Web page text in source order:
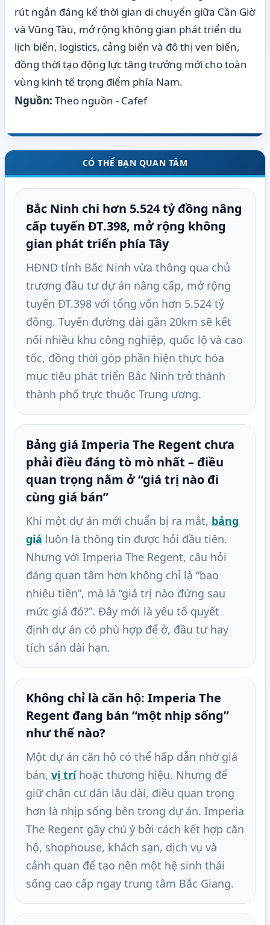
rút ngắn đáng kể thời gian di chuyển giữa Cần Giờ
và Vũng Tàu, mở rộng không gian phát triển du
lịch biển, logistics, cảng biển và đô thị ven biển,
đồng thời tạo động lực tăng trưởng mới cho toàn
vùng kinh tế trọng điểm phía Nam.
Nguồn: Theo nguồn - Cafef
CÓ THỂ BẠN QUAN TÂM
Bắc Ninh chi hơn 5.524 tỷ đồng nâng
cấp tuyến ĐT.398, mở rộng không
gian phát triển phía Tây
HĐND tỉnh Bắc Ninh vừa thông qua chủ
trương đầu tư dự án nâng cấp, mở rộng
tuyến ĐT.398 với tổng vốn hơn 5.524 tỷ
đồng. Tuyến đường dài gần 20km sẽ kết
nối nhiều khu công nghiệp, quốc lộ và cao
tốc, đồng thời góp phần hiện thực hóa
mục tiêu phát triển Bắc Ninh trở thành
thành phố trực thuộc Trung ương.
Bảng giá Imperia The Regent chưa
phải điều đáng tò mò nhất – điều
quan trọng nằm ở “giá trị nào đi
cùng giá bán”
Khi một dự án mới chuẩn bị ra mắt, bảng
giá luôn là thông tin được hỏi đầu tiên.
Nhưng với Imperia The Regent, câu hỏi
đáng quan tâm hơn không chỉ là “bao
nhiêu tiền”, mà là “giá trị nào đứng sau
mức giá đó?”. Đây mới là yếu tố quyết
định dự án có phù hợp để ở, đầu tư hay
tích sản dài hạn.
Không chỉ là căn hộ: Imperia The
Regent đang bán “một nhịp sống”
như thế nào?
Một dự án căn hộ có thể hấp dẫn nhờ giá
bán, vị tríhoặc thương hiệu. Nhưng để
giữ chân cư dân lâu dài, điều quan trọng
hơn là nhịp sống bên trong dự án. Imperia
The Regent gây chú ý bởi cách kết hợp căn
hộ, shophouse, khách sạn, dịch vụ và
cảnh quan để tạo nên một hệ sinh thái
sống cao cấp ngay trung tâm Bắc Giang.